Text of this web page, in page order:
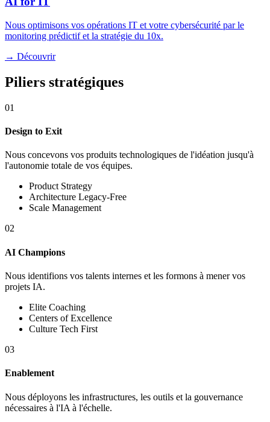
Nous optimisons vos opérations IT et votre cybersécurité par le
monitoring prédictif et la stratégie du 10x.
→ Découvrir
Piliers stratégiques
01
Design to Exit
Nous concevons vos produits technologiques de l'idéation jusqu'à
l'autonomie totale de vos équipes.
Product Strategy
Architecture Legacy-Free
Scale Management
02
AI Champions
Nous identifions vos talents internes et les formons à mener vos
projets IA.
Elite Coaching
Centers of Excellence
Culture Tech First
03
Enablement
Nous déployons les infrastructures, les outils et la gouvernance
nécessaires à l'IA à l'échelle.